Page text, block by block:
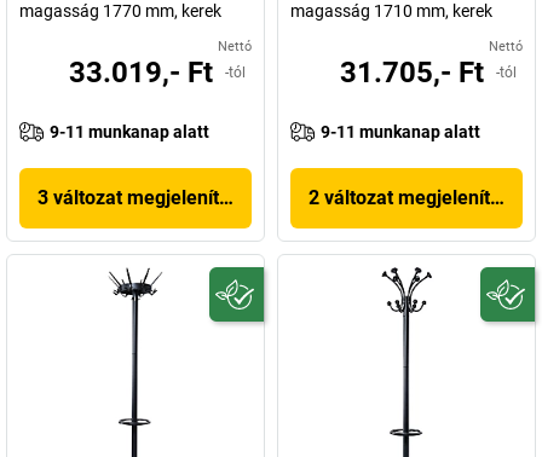
magasság 1770 mm, kerek
Nettó
33.019,- Ft -tól
9-11 munkanap alatt
3 változat megjelenítése
magasság 1710 mm, kerek
Nettó
31.705,- Ft -tól
9-11 munkanap alatt
2 változat megjelenítése